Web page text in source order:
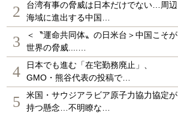
2
台湾有事の脅威は日本だけでない…周辺
海域に進出する中国…
3
＜〝運命共同体〟の日米台＞中国こそが
世界の脅威....…
4
日本でも進む「在宅勤務廃止」、
GMO・熊谷代表の投稿で…
5
米国・サウジアラビア原子力協力協定が
持つ懸念…不明瞭な…